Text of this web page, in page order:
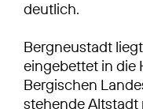
deutlich.
Bergneustadt
eingebettet in die
Bergischen
stehende Altstadt